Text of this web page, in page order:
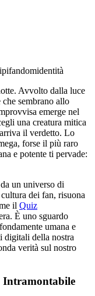
fandomidentità
Avvolto dalla luce
sembrano allo
emerge nel
una creatura mitica
il verdetto. Lo
forse il più raro
e potente ti pervade:
un universo di
dei fan, risuona
il Quiz
È uno sguardo
umana e
digitali della nostra
verità sul nostro
Intramontabile